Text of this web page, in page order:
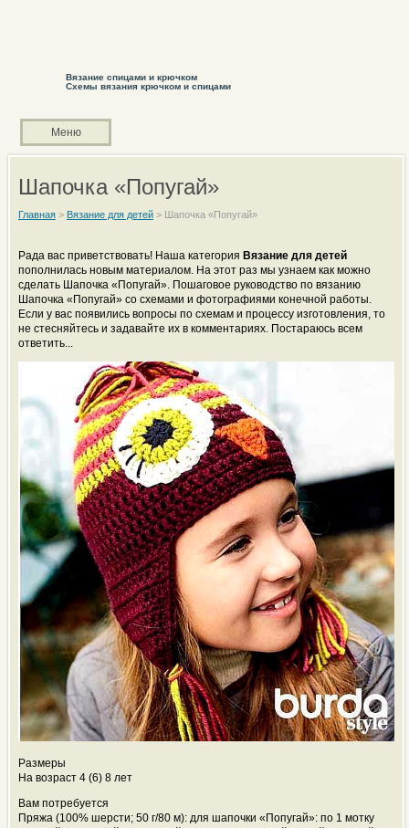
Вязание спицами и крючком
Схемы вязания крючком и спицами
Меню
Шапочка «Попугай»
Главная> Вязание для детей> Шапочка «Попугай»
Рада вас приветствовать! Наша категория Вязание для детей
пополнилась новым материалом. На этот раз мы узнаем как можно
сделать Шапочка «Попугай». Пошаговое руководство по вязанию
Шапочка «Попугай» со схемами и фотографиями конечной работы.
Если у вас появились вопросы по схемам и процессу изготовления, то
не стесняйтесь и задавайте их в комментариях. Постараюсь всем
ответить...
Размеры
На возраст 4 (6) 8 лет
Вам потребуется
Пряжа (100% шерсти; 50 г/80 м): для шапочки «Попугай»: по 1 мотку